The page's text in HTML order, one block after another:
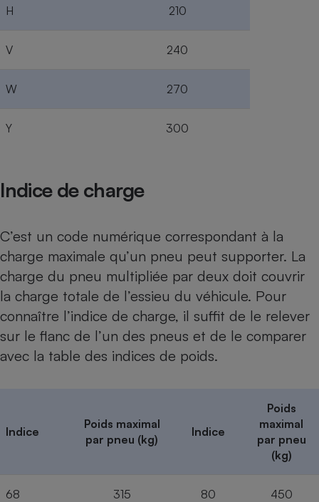
H 210
V 240
W 270
Y 300
Indice de charge
C’est un code numérique correspondant à la
charge maximale qu’un pneu peut supporter. La
charge du pneu multipliée par deux doit couvrir
la charge totale de l’essieu du véhicule. Pour
connaître l’indice de charge, il suffit de le relever
sur le flanc de l’un des pneus et de le comparer
avec la table des indices de poids.
Indice
Poids maximal
par pneu (kg)
Indice
Poids
maximal
par pneu
(kg)
68 315 80 450